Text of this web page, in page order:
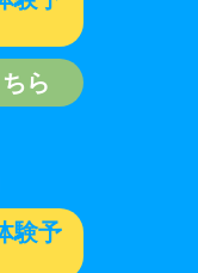
ら
験予